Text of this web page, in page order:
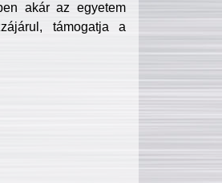
akár az egyetem
támogatja a